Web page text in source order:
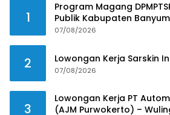
1
Program Magang
Publik Kabupaten
07/08/2026
2 Lowongan Kerja Sarskin
07/08/2026
3
Lowongan Kerja PT
(AJM Purwokerto) –